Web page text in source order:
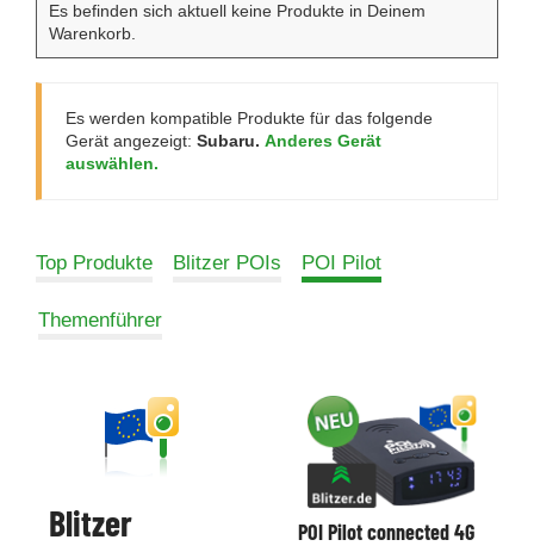
Es befinden sich aktuell keine Produkte in Deinem
Warenkorb.
Es werden kompatible Produkte für das folgende
Gerät angezeigt: Subaru. Anderes Gerät
auswählen.
Top Produkte Blitzer POIs POI Pilot
Themenführer
Blitzer POI Pilot connected 4G